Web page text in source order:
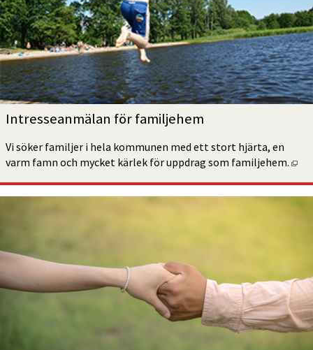
Intresseanmälan för familjehem
Vi söker familjer i hela kommunen med ett stort hjärta, en
varm famn och mycket kärlek för uppdrag som familjehem.